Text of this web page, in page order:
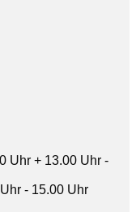
Uhr + 13.00 Uhr -
- 15.00 Uhr